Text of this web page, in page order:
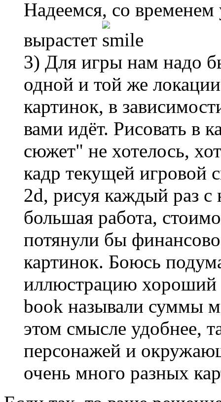
Надеемся, со временем
вырастет
3) Для игры нам надо
одной и той же
картинок, в
вами идёт. Рисовать в
сюжет" не хотелось,
кадр текущей игровой
2d, рисуя каждый раз с
большая работа,
потянули бы
картинок. Боюсь
иллюстрацию хороший
book называли суммы
этом смысле удобнее,
персонажей и
очень много разных